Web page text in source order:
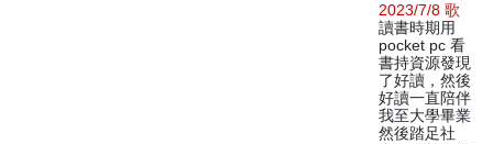
2023/7/8 歌
讀書時期用
pocket pc 看
書持資源發現
了好讀，然後
好讀一直陪伴
我至大學畢業
然後踏足社